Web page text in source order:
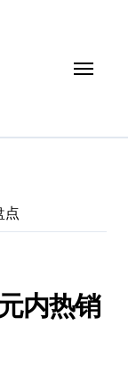
点
内热销